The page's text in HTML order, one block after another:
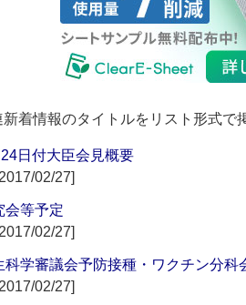
着情報のタイトルをリスト形式で
日付大臣会見概要
02/27]
会等予定
02/27]
科学審議会予防接種・ワクチン分科
02/27]